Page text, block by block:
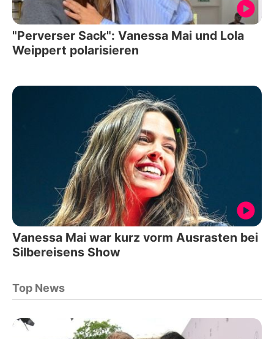
"Perverser Sack": Vanessa Mai und Lola
Weippert polarisieren
Vanessa Mai war kurz vorm Ausrasten bei
Silbereisens Show
Top News